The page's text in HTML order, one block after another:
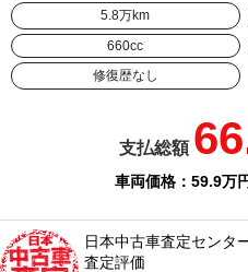
5.8万km
660cc
修復歴なし
支払総額
車両価格：59.9万
日本中古車査定センタ
査定評価